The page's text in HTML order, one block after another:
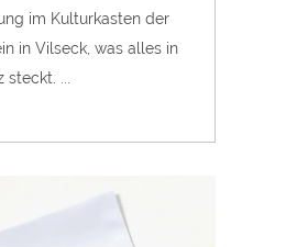
im Kulturkasten der
in Vilseck, was alles in
steckt. ...